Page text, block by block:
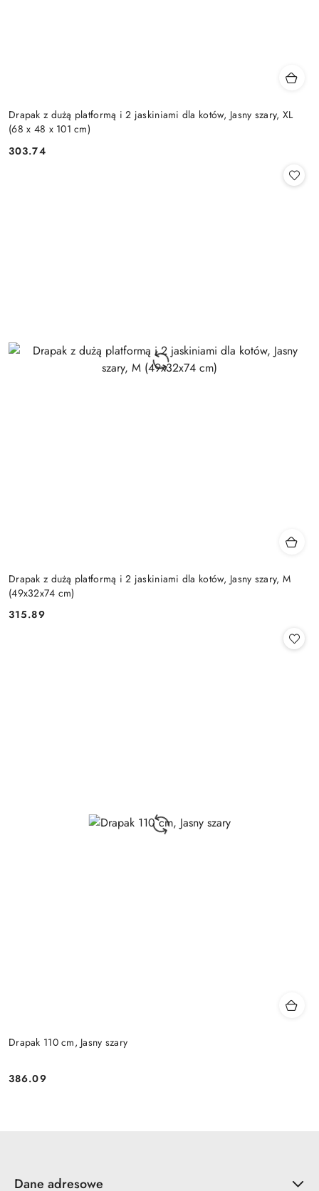
Drapak z dużą platformą i 2 jaskiniami dla kotów, Jasny szary, XL
(68 x 48 x 101 cm)
Cena:
303.74
Drapak z dużą platformą i 2 jaskiniami dla kotów, Jasny szary, M
(49x32x74 cm)
Cena:
315.89
Drapak 110 cm, Jasny szary
Cena:
386.09
Dane adresowe